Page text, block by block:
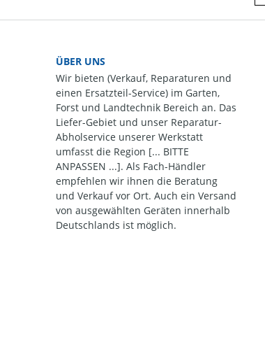
ÜBER UNS
Wir bieten (Verkauf, Reparaturen und
einen Ersatzteil-Service) im Garten,
Forst und Landtechnik Bereich an. Das
Liefer-Gebiet und unser Reparatur-
Abholservice unserer Werkstatt
umfasst die Region [... BITTE
ANPASSEN ...]. Als Fach-Händler
empfehlen wir ihnen die Beratung
und Verkauf vor Ort. Auch ein Versand
von ausgewählten Geräten innerhalb
Deutschlands ist möglich.